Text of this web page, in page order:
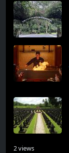
2 views